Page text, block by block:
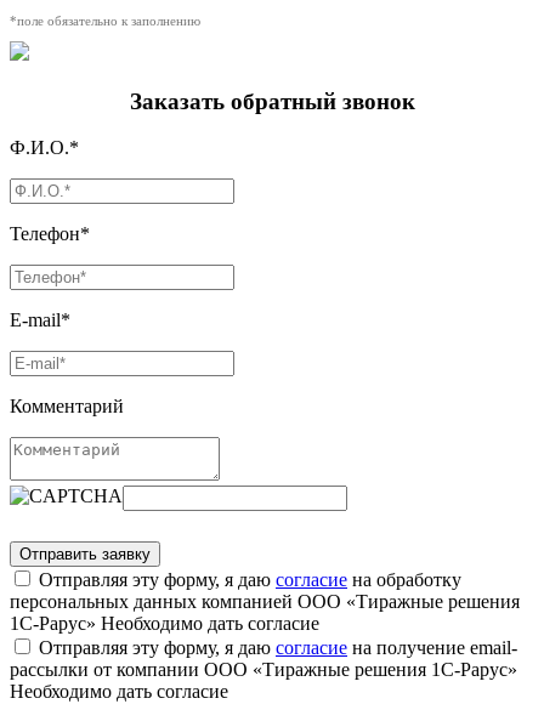
*поле обязательно к заполнению
Заказать обратный звонок
Ф.И.О.*
Телефон*
E-mail*
Комментарий
Отправляя эту форму, я даю согласие на обработку
персональных данных компанией ООО «Тиражные решения
1С-Рарус» Необходимо дать согласие
Отправляя эту форму, я даю согласие на получение email-
рассылки от компании ООО «Тиражные решения 1С-Рарус»
Необходимо дать согласие